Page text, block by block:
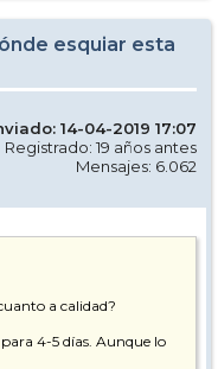
esquiar esta
14-04-2019 17:07
Registrado: 19 años antes
Mensajes: 6.062
a calidad?
4-5 días. Aunque lo